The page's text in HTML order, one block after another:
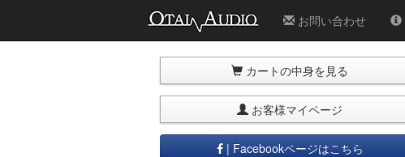
お問い合わせ
カートの中身を見る
お客様マイページ
| Facebookページはこちら